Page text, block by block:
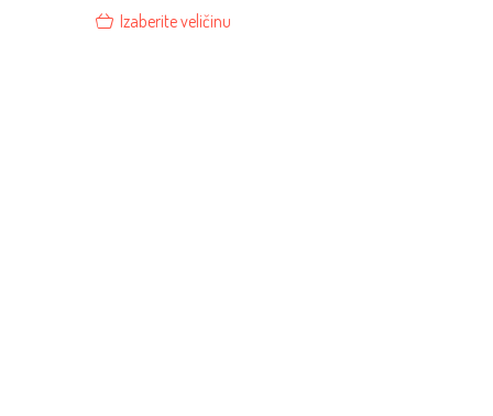
Izaberite veličinu